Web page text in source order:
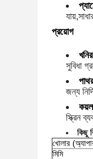
প্রয়োগ
সুবিধা
জন্য
স্ক্রিন
কিছু
খোলার
মিমি